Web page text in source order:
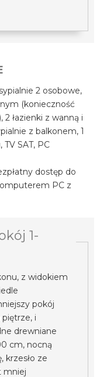
2 osobowe,
(konieczność
łazienki z wanną i
z balkonem, 1
SAT, PC
dostęp do
PC z
1-
z widokiem
pokój
i
drewniane
cm, nocną
krzesło ze
mniej